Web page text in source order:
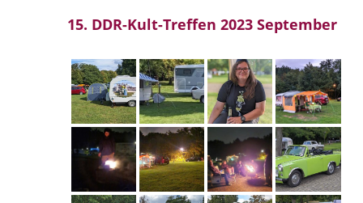
15. DDR-Kult-Treffen 2023 September